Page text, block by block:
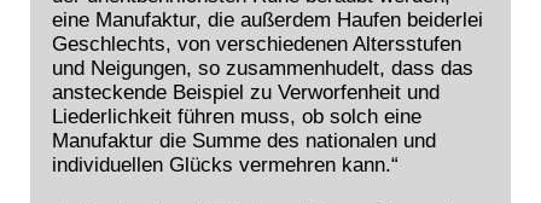
eine Manufaktur, die außerdem Haufen beiderlei
Geschlechts, von verschiedenen Altersstufen
und Neigungen, so zusammenhudelt, dass das
ansteckende Beispiel zu Verworfenheit und
Liederlichkeit führen muss, ob solch eine
Manufaktur die Summe des nationalen und
individuellen Glücks vermehren kann.“